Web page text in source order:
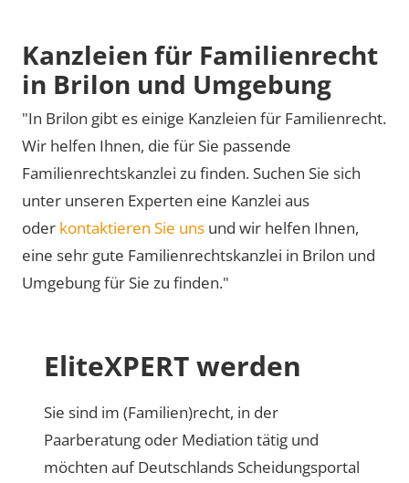
Kanzleien für Familienrecht
in Brilon und Umgebung
"In Brilon gibt es einige Kanzleien für Familienrecht.
Wir helfen Ihnen, die für Sie passende
Familienrechtskanzlei zu finden. Suchen Sie sich
unter unseren Experten eine Kanzlei aus
oder kontaktieren Sie uns und wir helfen Ihnen,
eine sehr gute Familienrechtskanzlei in Brilon und
Umgebung für Sie zu finden."
EliteXPERT werden
Sie sind im (Familien)recht, in der
Paarberatung oder Mediation tätig und
möchten auf Deutschlands Scheidungsportal